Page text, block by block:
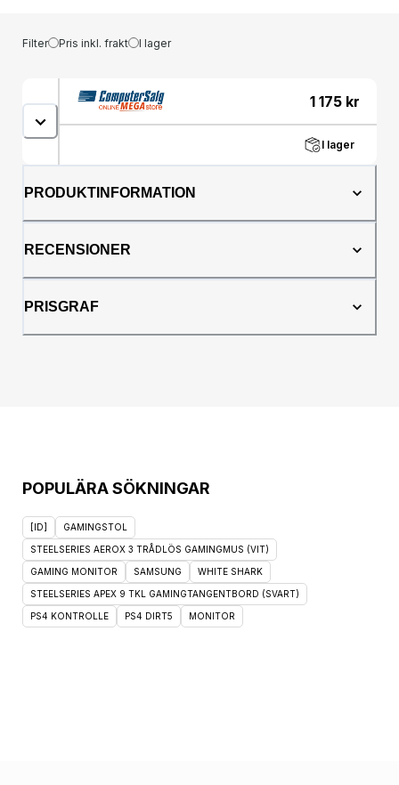
Filter Pris inkl. frakt I lager
1 175 kr
I lager
PRODUKTINFORMATION
RECENSIONER
PRISGRAF
POPULÄRA SÖKNINGAR
[ID] GAMINGSTOL
STEELSERIES AEROX 3 TRÅDLÖS GAMINGMUS (VIT)
GAMING MONITOR SAMSUNG WHITE SHARK
STEELSERIES APEX 9 TKL GAMINGTANGENTBORD (SVART)
PS4 KONTROLLE PS4 DIRT5 MONITOR